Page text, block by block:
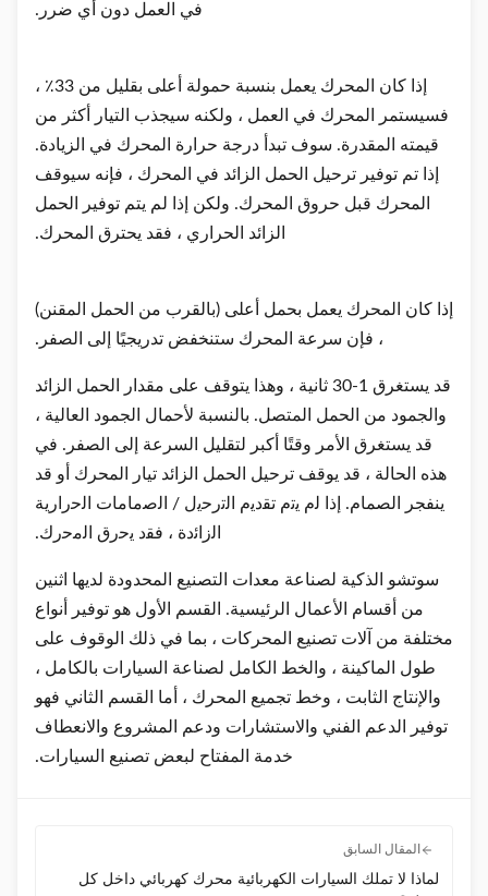
في العمل دون أي ضرر.
إذا كان المحرك يعمل بنسبة حمولة أعلى بقليل من 33٪ ،
فسيستمر المحرك في العمل ، ولكنه سيجذب التيار أكثر من
قيمته المقدرة. سوف تبدأ درجة حرارة المحرك في الزيادة.
إذا تم توفير ترحيل الحمل الزائد في المحرك ، فإنه سيوقف
المحرك قبل حروق المحرك. ولكن إذا لم يتم توفير الحمل
الزائد الحراري ، فقد يحترق المحرك.
إذا كان المحرك يعمل بحمل أعلى (بالقرب من الحمل المقنن)
، فإن سرعة المحرك ستنخفض تدريجيًا إلى الصفر.
قد يستغرق 1-30 ثانية ، وهذا يتوقف على مقدار الحمل الزائد
والجمود من الحمل المتصل. بالنسبة لأحمال الجمود العالية ،
قد يستغرق الأمر وقتًا أكبر لتقليل السرعة إلى الصفر. في
هذه الحالة ، قد يوقف ترحيل الحمل الزائد تيار المحرك أو قد
ينفجر الصمام. إذا ﻟم ﯾﺗم ﺗﻘدﯾم اﻟﺗرﺣﯾل / اﻟﺻﻣﺎﻣﺎت اﻟﺣرارﯾﺔ
اﻟزاﺋدة ، ﻓﻘد ﯾﺣرق اﻟﻣﺣرك.
سوتشو الذكية لصناعة معدات التصنيع المحدودةلديها اثنين
من أقسام الأعمال الرئيسية. القسم الأول هو توفير أنواع
مختلفة من آلات تصنيع المحركات ، بما في ذلك الوقوف على
طول الماكينة ، والخط الكامل لصناعة السيارات بالكامل ،
والإنتاج الثابت ، وخط تجميع المحرك ، أما القسم الثاني فهو
توفير الدعم الفني والاستشارات ودعم المشروع والانعطاف
خدمة المفتاح لبعض تصنيع السيارات.
المقال السابق
لماذا لا تملك السيارات الكهربائية محرك كهربائي داخل كل